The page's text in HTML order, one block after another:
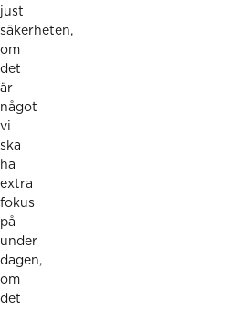
just
säkerheten,
om
det
är
något
vi
ska
ha
extra
fokus
på
under
dagen,
om
det